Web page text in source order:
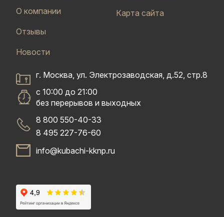
О компании
Отзывы
Новости
Карта сайта
г. Москва, ул. Электрозаводская, д.52, стр.8
с 10:00 до 21:00
без перерывов и выходных
8 800 550-40-33
8 495 227-76-60
info@kubachi-kknp.ru